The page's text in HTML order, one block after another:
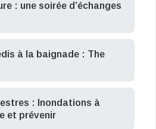
: une soirée d’échanges
à la baignade : The
: Inondations à
et prévenir